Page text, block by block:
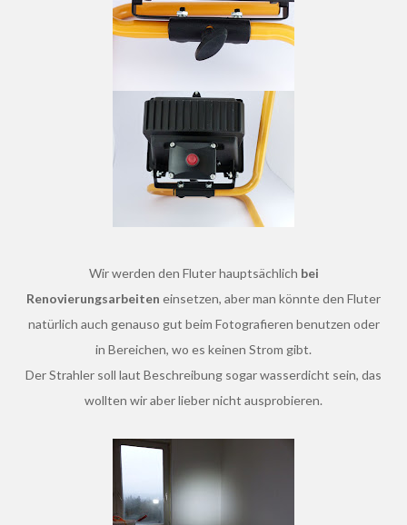
Wir werden den Fluter hauptsächlich bei
Renovierungsarbeiten einsetzen, aber man könnte den Fluter
natürlich auch genauso gut beim Fotografieren benutzen oder
in Bereichen, wo es keinen Strom gibt.
Der Strahler soll laut Beschreibung sogar wasserdicht sein, das
wollten wir aber lieber nicht ausprobieren.